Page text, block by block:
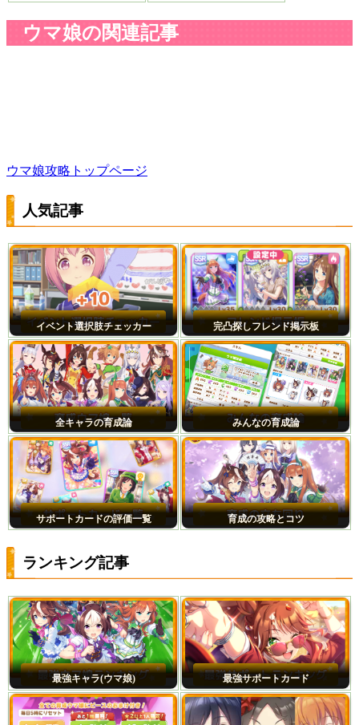
ウマ娘の関連記事
ウマ娘攻略トップページ
人気記事
イベント選択肢チェッカー 完凸探しフレンド掲示板
全キャラの育成論 みんなの育成論
サポートカードの評価一覧 育成の攻略とコツ
ランキング記事
最強キャラ(ウマ娘) 最強サポートカード